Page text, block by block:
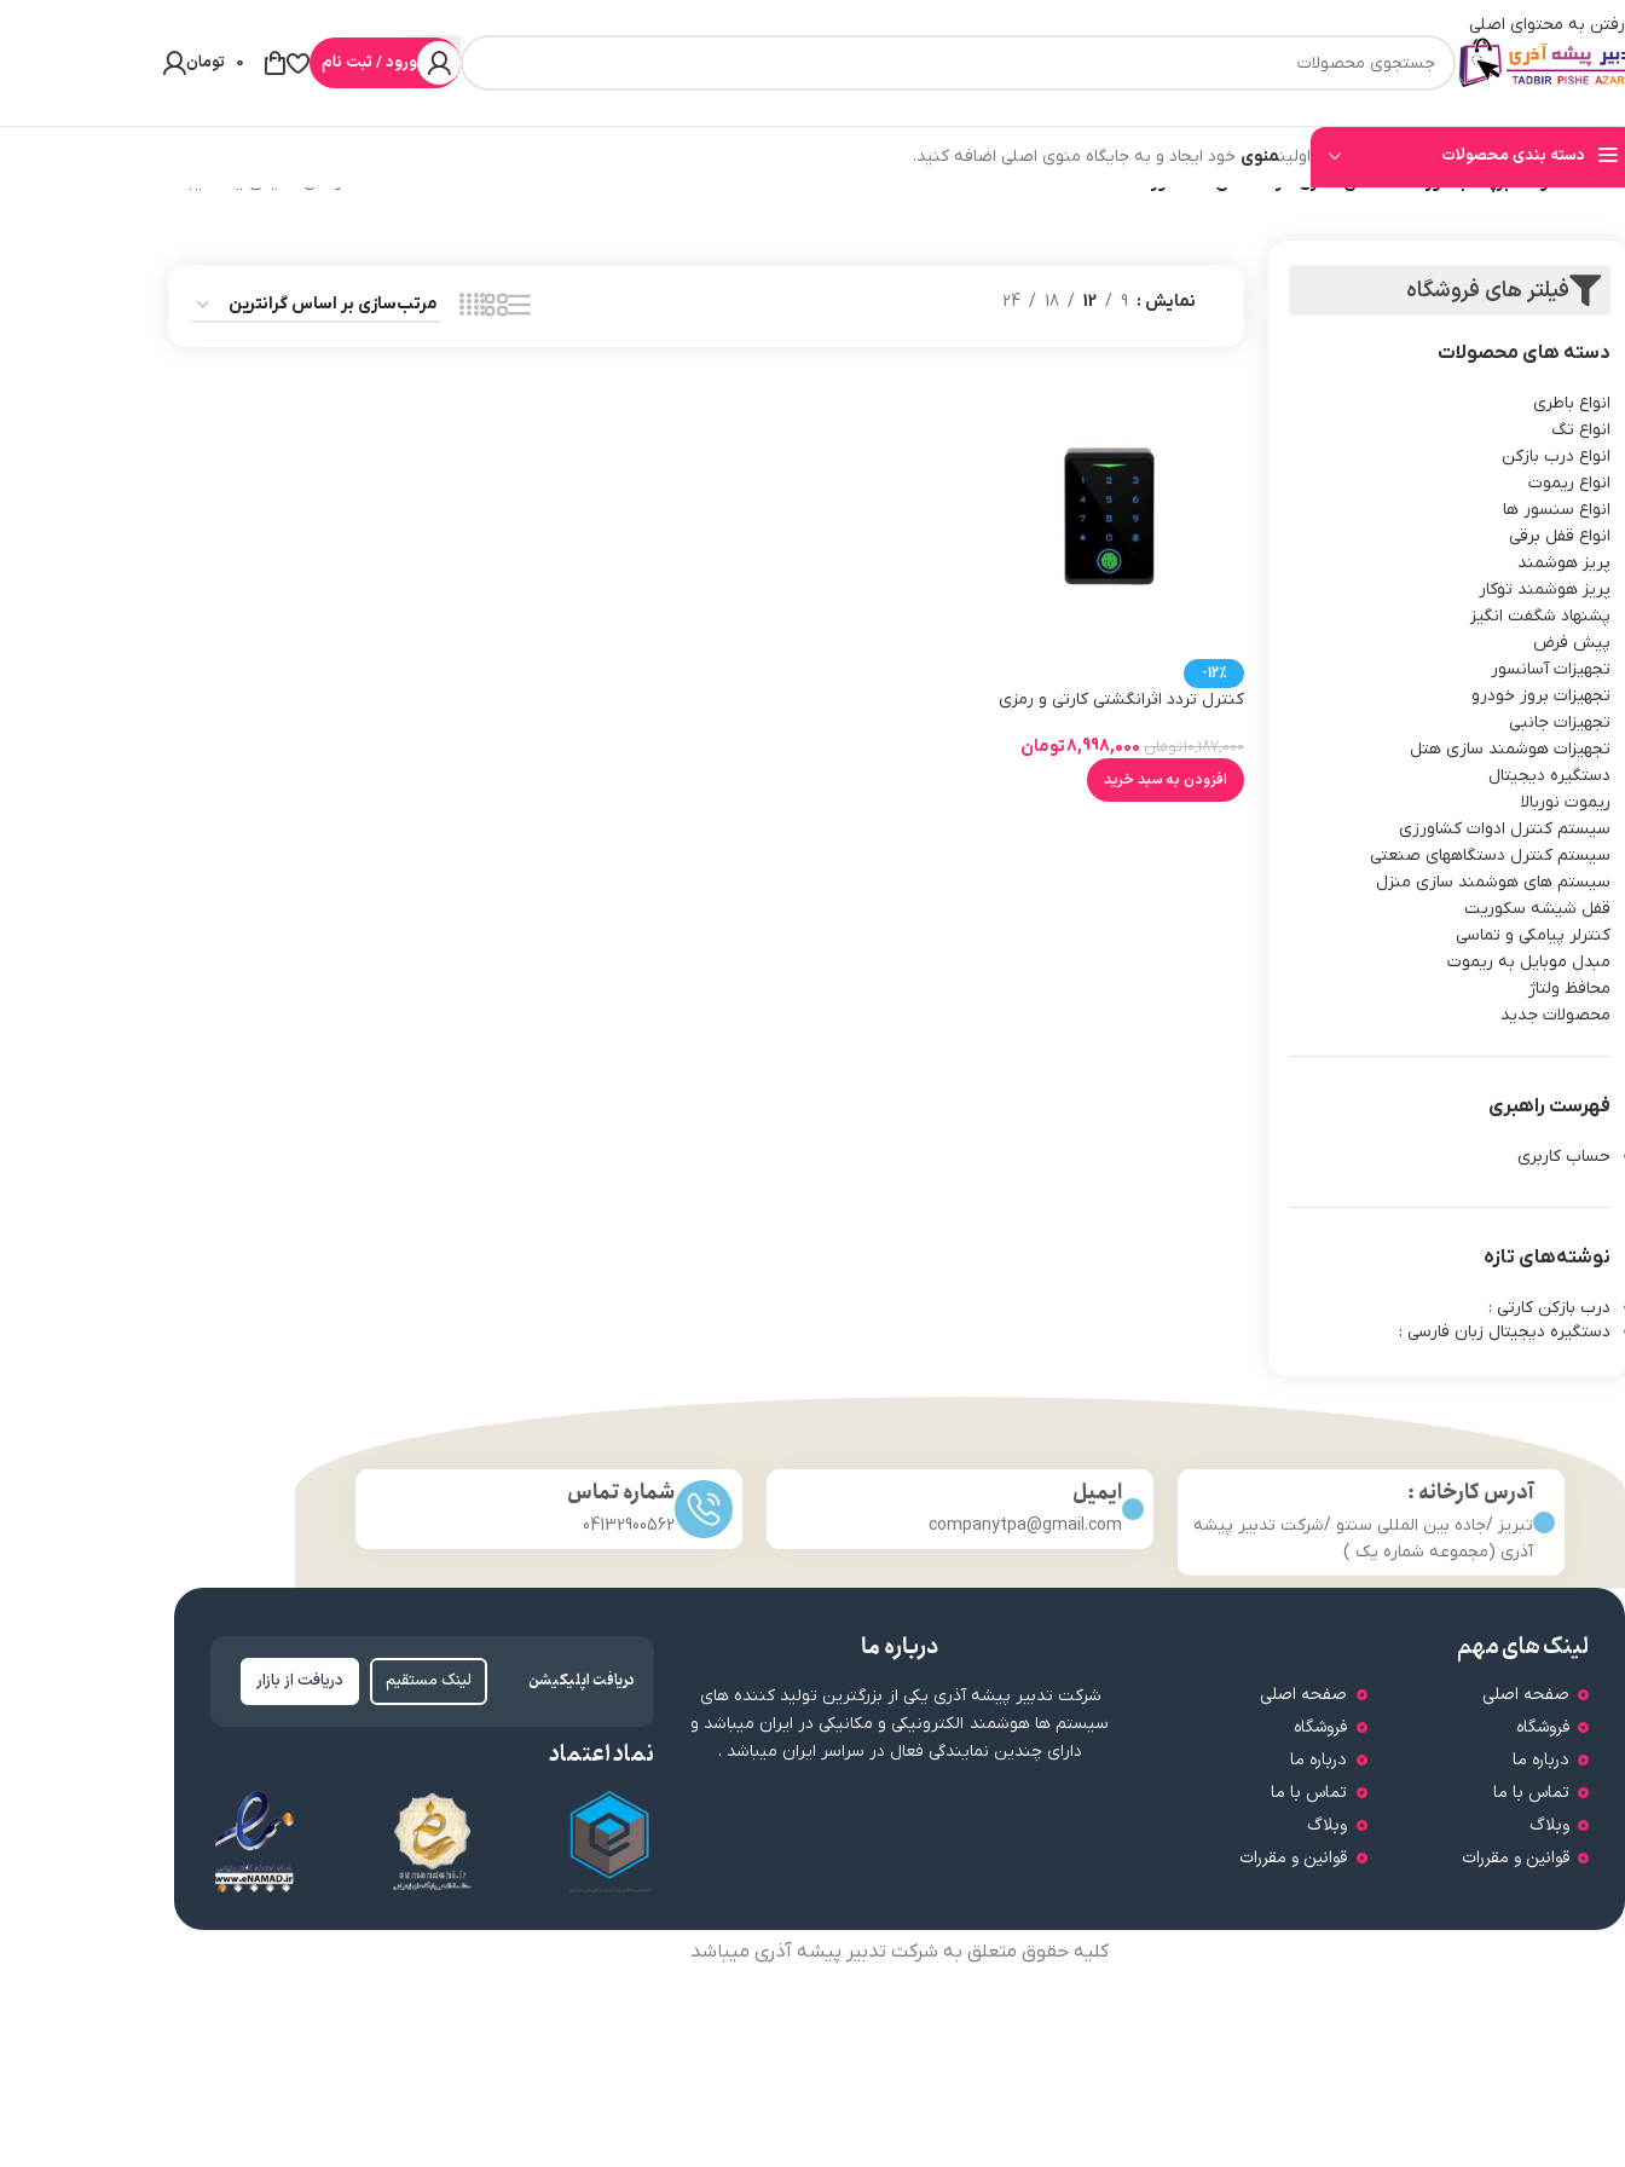
رفتن به محتوای اصلی
⚡قیمت های وب سایت بروز میباشند⚡ با توجه به حجم بالای سفارشهای ثبت شده به ترتیب ارسال خواهند شد ⚡تلفن تماس شرکت : 04132900562 ⚡
ورود / ثبت نام 0 تومان
دسته بندی محصولات اولینمنوی خود ایجاد و به جایگاه منوی اصلی اضافه کنید.
خانه/محصولات برچسب خورده “اکسس کنترل اثر انگشتی آسانسور” در حال نمایش یک نتیجه
فیلتر های فروشگاه
دسته های محصولات
انواع باطری
انواع تگ
انواع درب بازکن
انواع ریموت
انواع سنسور ها
انواع قفل برقی
پریز هوشمند
پریز هوشمند توکار
پشنهاد شگفت انگیز
پیش فرض
تجهیزات آسانسور
تجهیزات بروز خودرو
تجهیزات جانبی
تجهیزات هوشمند سازی هتل
دستگیره دیجیتال
ریموت نوربالا
سیستم کنترل ادوات کشاورزی
سیستم کنترل دستگاههای صنعتی
سیستم های هوشمند سازی منزل
قفل شیشه سکوریت
کنترلر پیامکی و تماسی
مبدل موبایل به ریموت
محافظ ولتاژ
محصولات جدید
فهرست راهبری
حساب کاربری
نوشته‌های تازه
درب بازکن کارتی :
دستگیره دیجیتال زبان فارسی :
نمایش 9
12
18
24
-12%
کنترل تردد اثرانگشتی کارتی و رمزی
موبایل)
10,187,000تومان 8,998,000تومان
افزودن به سبد خرید
آدرس کارخانه :
تبریز /جاده بین المللی سنتو /شرکت تدبیر پیشه
آذری (مجموعه شماره یک )
ایمیل
companytpa@gmail.com
شماره تماس
04132900562
لینک های مهم
صفحه اصلی
فروشگاه
درباره ما
تماس با ما
وبلاگ
قوانین و مقررات
صفحه اصلی
فروشگاه
درباره ما
تماس با ما
وبلاگ
قوانین و مقررات
درباره ما
شرکت تدبیر پیشه آذری یکی از بزرگترین تولید کننده های
سیستم ها هوشمند الکترونیکی و مکانیکی در ایران میباشد و
دارای چندین نمایندگی فعال در سراسر ایران میباشد .
دریافت اپلیکیشن لینک مستقیم دریافت از بازار
نماد اعتماد
کلیه حقوق متعلق به شرکت تدبیر پیشه آذری میباشد